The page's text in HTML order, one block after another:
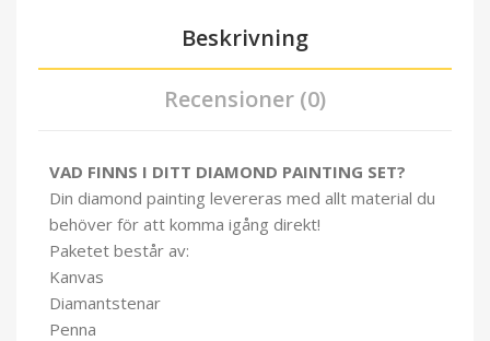
Beskrivning
Recensioner (0)
VAD FINNS I DITT DIAMOND PAINTING SET?
Din diamond painting levereras med allt material du
behöver för att komma igång direkt!
Paketet består av:
Kanvas
Diamantstenar
Penna